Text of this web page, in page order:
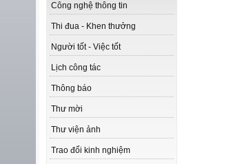
Công nghệ thông tin
Thi đua - Khen thưởng
Người tốt - Việc tốt
Lịch công tác
Thông báo
Thư mời
Thư viện ảnh
Trao đổi kinh nghiệm